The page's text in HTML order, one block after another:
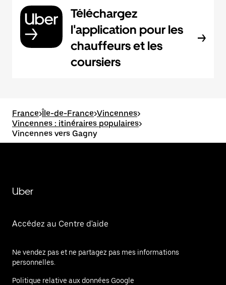
Téléchargez
l'application pour les
chauffeurs et les
coursiers
France>Île-de-France>Vincennes>
Vincennes : itinéraires populaires>
Vincennes vers Gagny
Uber
Accédez au Centre d'aide
Ne vendez pas et ne partagez pas mes informations
personnelles.
Politique relative aux données Google